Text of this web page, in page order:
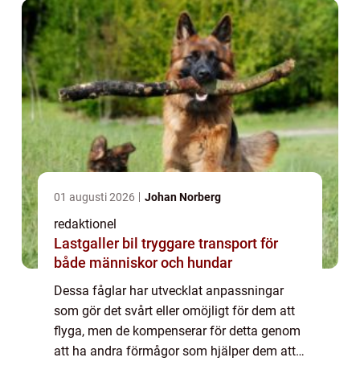
01 augusti 2026 Johan Norberg
redaktionel
Lastgaller bil tryggare transport för
både människor och hundar
Dessa fåglar har utvecklat anpassningar
som gör det svårt eller omöjligt för dem att
flyga, men de kompenserar för detta genom
att ha andra förmågor som hjälper dem att